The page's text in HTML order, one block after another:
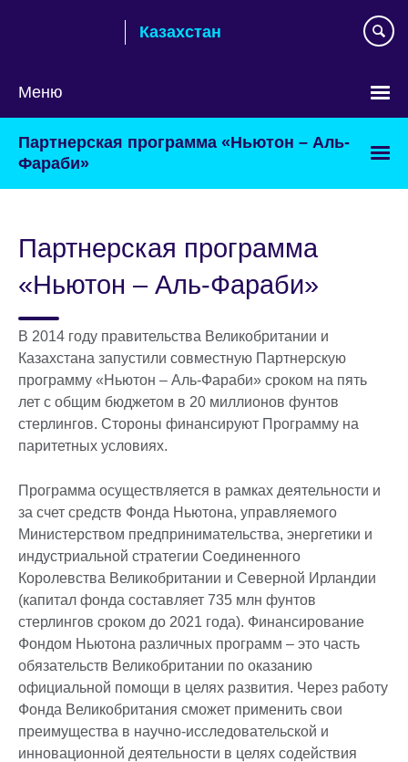
Казахстан
Меню
язык
Партнерская программа «Ньютон – Аль-
Фараби»
Партнерская программа
«Ньютон – Аль-Фараби»
В 2014 году правительства Великобритании и
Казахстана запустили совместную Партнерскую
программу «Ньютон – Аль-Фараби» сроком на пять
лет с общим бюджетом в 20 миллионов фунтов
стерлингов. Стороны финансируют Программу на
паритетных условиях.
Программа осуществляется в рамках деятельности и
за счет средств Фонда Ньютона, управляемого
Министерством предпринимательства, энергетики и
индустриальной стратегии Соединенного
Королевства Великобритании и Северной Ирландии
(капитал фонда составляет 735 млн фунтов
стерлингов сроком до 2021 года). Финансирование
Фондом Ньютона различных программ – это часть
обязательств Великобритании по оказанию
официальной помощи в целях развития. Через работу
Фонда Великобритания сможет применить свои
преимущества в научно-исследовательской и
инновационной деятельности в целях содействия